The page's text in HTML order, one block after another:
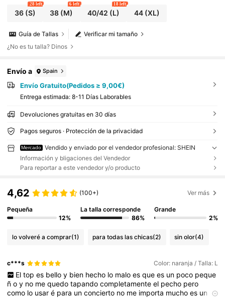
36(S)
28 left
38 (M)
6 left
40/42 (L)
18 left
44(XL)
Verificar mi tamaño
Guía de Tallas
¿No es tu talla? Dinos
Envío a Spain
Envío Gratuito(Pedidos ≥ 9,00€)
Entrega estimada: 8-11 Días Laborables
Devoluciones gratuitas en 30 días
Pagos seguros · Protección de la privacidad
Mercado
Vendido y enviado por el vendedor profesional: SHEIN
Información y bligaciones del Vendedor
Para reportar a este vendedor y/o producto
4,62 (100+) Ver más
Pequeña
12%
La talla corresponde
86%
Grande
2%
lo volveré a comprar(1) para todas las chicas(2) sin olor(4)
c***s Color: naranja / Talla: L
El top es bello y bien hecho lo malo es que es un poco peque
ñoy no mequedotapandocompletamenteel pecho pero
como lo usaré para unconcierto no me importa muchoes un